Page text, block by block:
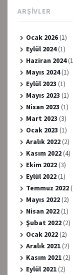
ARŞIVLER
Ocak 2026(1)
Eylül 2024(1)
Haziran 2024
Mayıs 2024(1)
Eylül 2023 (1)
Mayıs 2023 (1)
Nisan 2023 (1)
Mart 2023 (3)
Ocak 2023 (1)
Aralık 2022(2)
Kasım 2022(4)
Ekim 2022(3)
Eylül 2022(1)
Temmuz 2022
Mayıs 2022(2)
Nisan 2022(1)
Şubat 2022(2)
Ocak 2022(2)
Aralık 2021(2)
Kasım 2021(2)
Eylül 2021(2)